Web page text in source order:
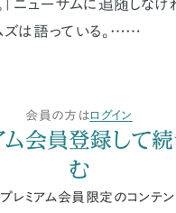
「ニューサムに追随しな
ズは語っている。……
会員の方はログイン
ム会員登録して
む
レミアム会員限定のコンテン